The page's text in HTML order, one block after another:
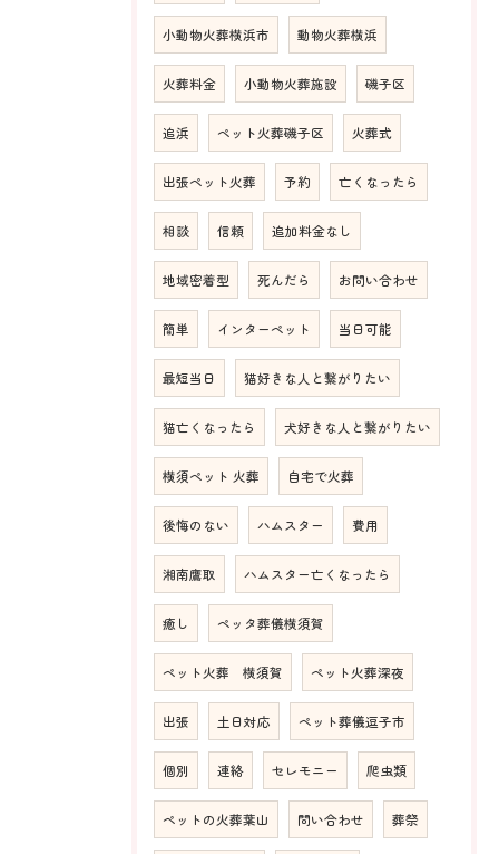
小動物火葬横浜市 動物火葬横浜
火葬料金 小動物火葬施設 磯子区
追浜 ペット火葬磯子区 火葬式
出張ペット火葬 予約 亡くなったら
相談 信頼 追加料金なし
地域密着型 死んだら お問い合わせ
簡単 インターペット 当日可能
最短当日 猫好きな人と繋がりたい
猫亡くなったら 犬好きな人と繋がりたい
横須ペット 火葬 自宅で火葬
後悔のない ハムスター 費用
湘南鷹取 ハムスター亡くなったら
癒し ペッタ葬儀横須賀
ペット火葬 横須賀 ペット火葬深夜
出張 土日対応 ペット葬儀逗子市
個別 連絡 セレモニー 爬虫類
ペットの火葬葉山 問い合わせ 葬祭